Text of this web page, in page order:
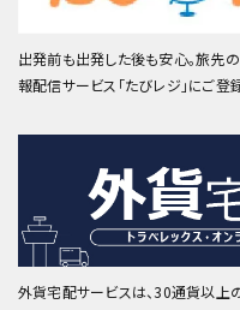
出発前も出発した後も安心。旅先
報配信サービス「たびレジ」にご登
外貨宅配サービスは、30通貨以上